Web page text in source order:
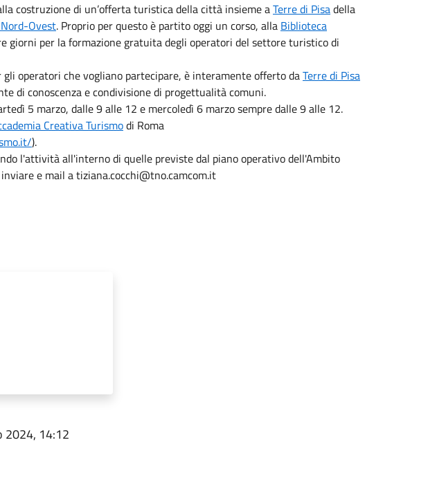
costruzione di un’offerta turistica della città insieme aTerre di Pisadella
Ovest. Proprio per questo è partito oggi un corso, alla Biblioteca
giorni per la formazione gratuita degli operatori del settore turistico di
operatori che vogliano partecipare, è interamente offerto daTerre di Pisa
di conoscenza e condivisione di progettualità comuni.
5 marzo, dalle 9 alle 12 e mercoledì 6 marzo sempre dalle 9 alle 12.
Creativa Turismodi Roma
).
l'attività all'interno di quelle previste dal piano operativo dell'Ambito
e mail a tiziana.cocchi@tno.camcom.it
2024, 14:12